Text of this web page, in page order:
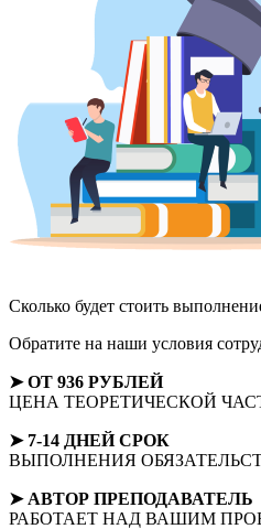
Сколько будет стоить
Обратите на наши условия
➤ ОТ 936 РУБЛЕЙ
ЦЕНА ТЕОРЕТИЧЕСКОЙ
➤ 7-14 ДНЕЙ СРОК
ВЫПОЛНЕНИЯ
➤ АВТОР ПРЕПОДАВАТЕЛЬ
РАБОТАЕТ НАД ВАШИМ